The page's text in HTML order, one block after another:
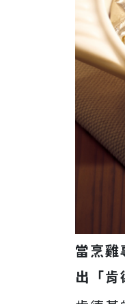
當烹
出「肯